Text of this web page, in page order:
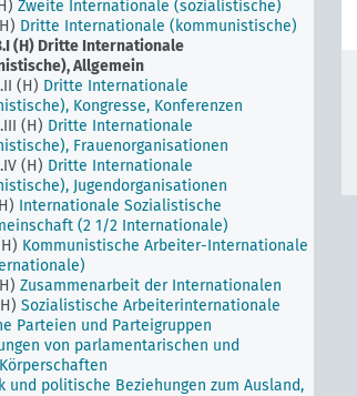
Zweite Internationale (sozialistische)
Dritte Internationale (kommunistische)
(H) Dritte Internationale
Allgemein
(H) Dritte Internationale
Kongresse, Konferenzen
(H) Dritte Internationale
Frauenorganisationen
(H) Dritte Internationale
Jugendorganisationen
Internationale Sozialistische
(2 1/2 Internationale)
Kommunistische Arbeiter-Internationale
Zusammenarbeit der Internationalen
Sozialistische Arbeiterinternationale
Parteien und Parteigruppen
von parlamentarischen und
und politische Beziehungen zum Ausland,